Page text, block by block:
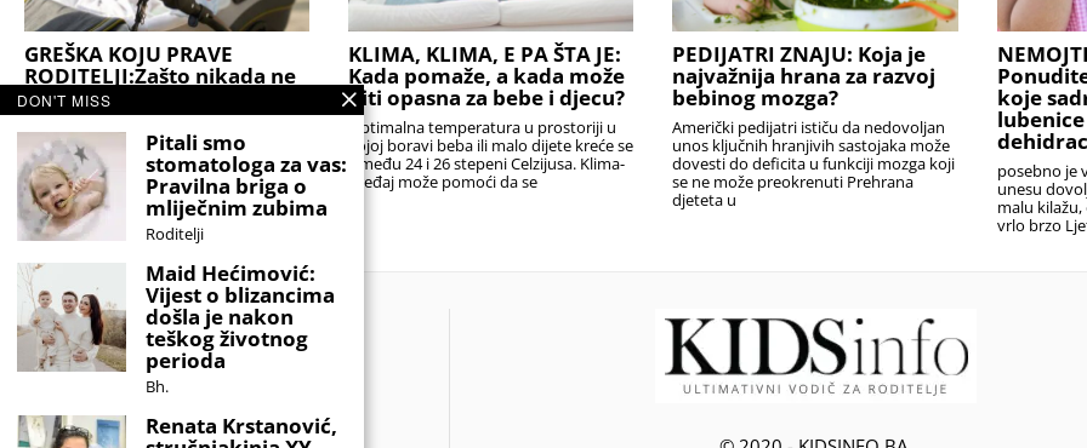
GREŠKA KOJU PRAVE
RODITELJI:Zašto nikada ne
treba prekrivati dječja
kolica pelenom?
Roditelji tokom toplinskih valova
moraju pažljivo planirati svaku šetnju i
znati koje greške mogu imati ozbiljne
posljedice Ljeto donosi duže dane i više
vremena
KLIMA, KLIMA, E PA ŠTA JE:
Kada pomaže, a kada može
biti opasna za bebe i djecu?
Optimalna temperatura u prostoriji u
kojoj boravi beba ili malo dijete kreće se
između 24 i 26 stepeni Celzijusa. Klima-
uređaj može pomoći da se
PEDIJATRI ZNAJU: Koja je
najvažnija hrana za razvoj
bebinog mozga?
Američki pedijatri ističu da nedovoljan
unos ključnih hranjivih sastojaka može
dovesti do deficita u funkciji mozga koji
se ne može preokrenuti Prehrana
djeteta u
koje
posebno je
unesu
malu
vrlo brzo
DON'T MISS
Pitali smo
stomatologa za vas:
Pravilna briga o
mliječnim zubima
Roditelji
Maid Hećimović:
Vijest o blizancima
došla je nakon
teškog životnog
perioda
Bh.
Renata Krstanović,